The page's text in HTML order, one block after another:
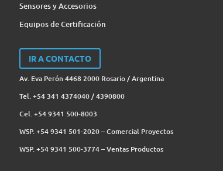
Sensores y Accesorios
Equipos de Certificación
IR A CONTACTO
Av. Eva Perón 4468 2000 Rosario / Argentina
Tel. +54 341 4374040 / 4390800
Cel. +54 9341 500-8003
WSP. +54 9341 501-2020 – Comercial Proyectos
WSP. +54 9341 500-3774‬ – Ventas Productos